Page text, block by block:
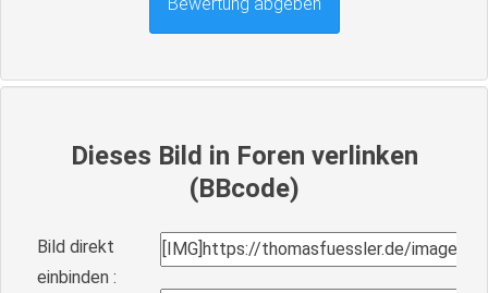
Dieses Bild in Foren verlinken
(BBcode)
Bild direkt
einbinden :